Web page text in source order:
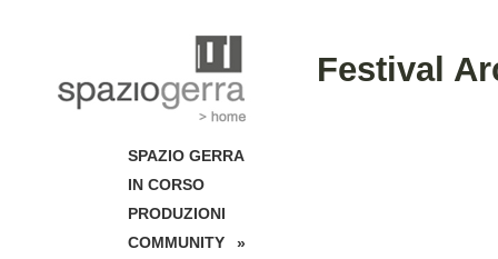
Festival
SPAZIO GERRA
IN CORSO
PRODUZIONI
COMMUNITY
»